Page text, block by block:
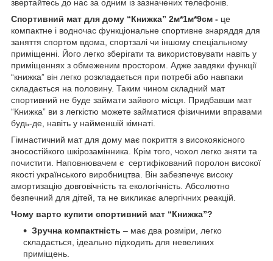
звертайтесь до нас за одним із зазначених телефонів.
Спортивний мат для дому “Книжка” 2м*1м*9см - це
компактне і водночас функціональне спортивне знаряддя для
заняття спортом вдома, спортзалі чи іншому спеціальному
приміщенні. Його легко зберігати та використовувати навіть у
приміщеннях з обмеженим простором. Адже завдяки функції
“книжка” він легко розкладається при потребі або навпаки
складається на половину. Таким чином складний мат
спортивний не буде займати зайвого місця. Придбавши мат
“Книжка” ви з легкістю можете займатися фізичними вправами
будь-де, навіть у найменшій кімнаті.
Гімнастичний мат для дому має покриття з високоякісного
зносостійкого шкірозамінника. Крім того, чохол легко зняти та
почистити. Наповнювачем є сертифікований поролон високої
якості українського виробництва. Він забезпечує високу
амортизацію довговічність та екологічність. Абсолютно
безпечний для дітей, та не викликає алергічних реакцій.
Чому варто купити спортивний мат “Книжка”?
Зручна компактність – має два розміри, легко
складається, ідеально підходить для невеликих
приміщень.